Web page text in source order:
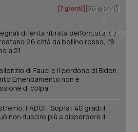
[7 giorni] [30 giorni]
di lenta ritirata dell'ondata: il 7
26 città da bollino rosso, l'8
a 21
di Fauci e il perdono di Biden.
Emendamento non è
di colpa
FADOI: “Sopra i 40 gradi il
non riuscire più a disperdere il
www.quotidianosanita.it
www.quotidianosanita.it